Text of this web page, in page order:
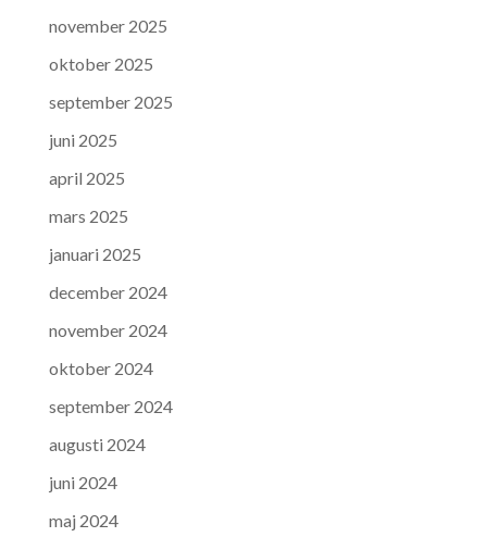
november 2025
oktober 2025
september 2025
juni 2025
april 2025
mars 2025
januari 2025
december 2024
november 2024
oktober 2024
september 2024
augusti 2024
juni 2024
maj 2024